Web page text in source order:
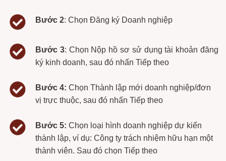
Bước 2: Chọn Đăng ký Doanh nghiệp
Bước 3: Chọn Nộp hồ sơ sử dụng tài khoản đăng
ký kinh doanh, sau đó nhấn Tiếp theo
Bước 4: Chọn Thành lập mới doanh nghiệp/đơn
vị trực thuộc, sau đó nhấn Tiếp theo
Bước 5: Chọn oại hình doanh nghiệp dự kiến
thành lập, ví dụ: Công ty trách nhiệm hữu hạn một
thành viên. Sau đó chọn Tiếp theo